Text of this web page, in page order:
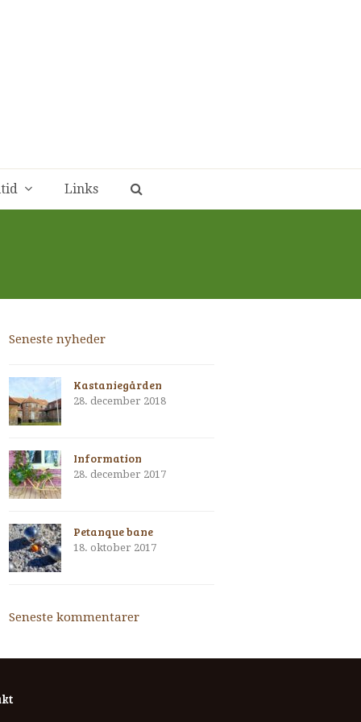
Links
Seneste nyheder
Kastaniegården
28. december 2018
Information
28. december 2017
Petanque bane
18. oktober 2017
Seneste kommentarer